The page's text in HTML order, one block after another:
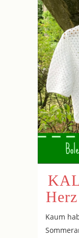
Kaum